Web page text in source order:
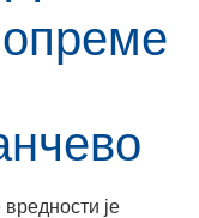
опреме
је